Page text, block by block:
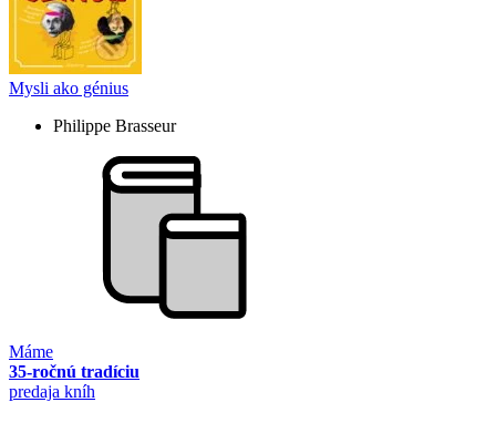
Mysli ako génius
Philippe Brasseur
Máme
35-ročnú tradíciu
predaja kníh